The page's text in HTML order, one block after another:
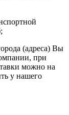
(адреса) Вы
при
можно на
у нашего